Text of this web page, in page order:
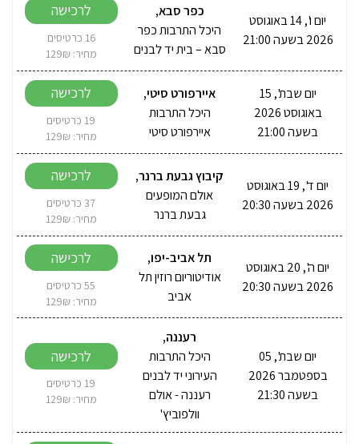
יום ו', 14 באוגוסט
2026 בשעה 21:00
כפר סבא,
היכל התרבות כפר
סבא – בית יד לבנים
לרכישה
16 כרטיסים
מחיר: 129₪
יום שבת', 15
באוגוסט 2026
בשעה 21:00
איירפורט סיטי,
היכל התרבות
איירפורט סיטי
לרכישה
19 כרטיסים
מחיר: 129₪
יום ד', 19 באוגוסט
2026 בשעה 20:30
קיבוץ גבעת ברנר,
אולם המופעים
גבעת ברנר
לרכישה
37 כרטיסים
מחיר: 129₪
יום ה', 20 באוגוסט
2026 בשעה 20:30
תל אביב-יפו,
אודיטוריום רוזין תל
אביב
לרכישה
55 כרטיסים
מחיר: 129₪
יום שבת', 05
בספטמבר 2026
בשעה 21:30
רעננה,
היכל התרבות
העירוני יד לבנים
רעננה - אולם
וולפוביץ'
לרכישה
19 כרטיסים
מחיר: 129₪